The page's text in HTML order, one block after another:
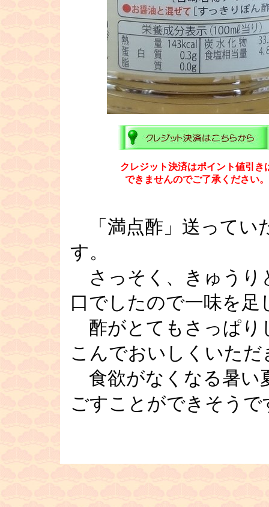
クレジット決済はポイント値引き
できませんのでご了承ください。
「満点酢」送ってい
す。
さっそく、きゅうり
口でしたので一味を足
酢がとてもさっぱり
こんでおいしくいただ
食欲がなくなる暑い
ごすことができそ